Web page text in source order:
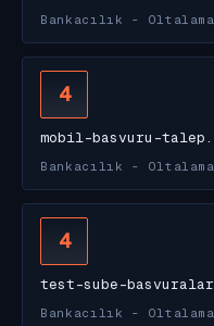
Bankacılık - Oltalama
4
mobil-basvuru-
Bankacılık - Oltalama
4
test-sube-
Bankacılık - Oltalama